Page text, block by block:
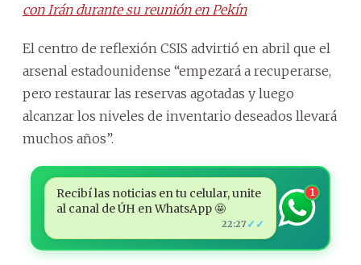
con Irán durante su reunión en Pekín
El centro de reflexión CSIS advirtió en abril que el
arsenal estadounidense “empezará a recuperarse,
pero restaurar las reservas agotadas y luego
alcanzar los niveles de inventario deseados llevará
muchos años”.
Recibí las noticias en tu celular, unite
al canal de ÚH en WhatsApp 🤩
22:27 ✓✓
1